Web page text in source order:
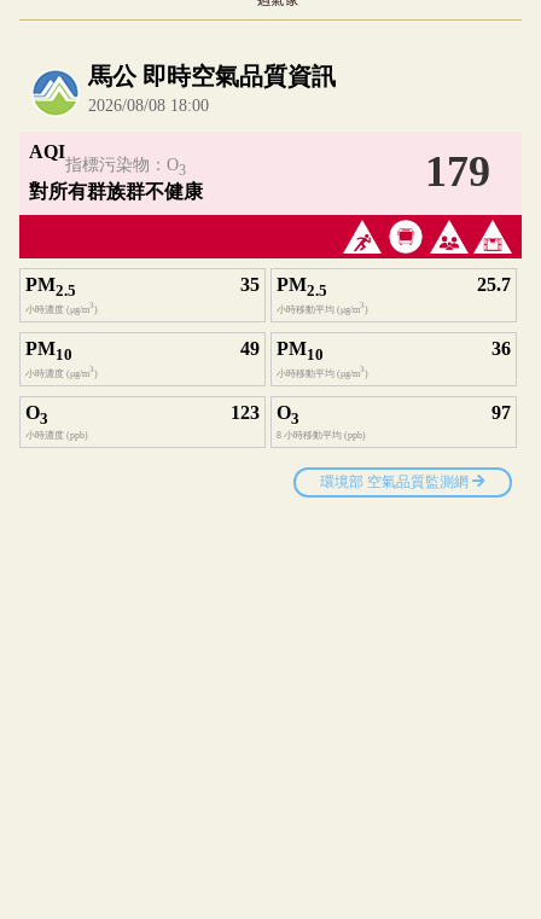
內嵌空氣品質小工具為視覺預覽，完整即時空